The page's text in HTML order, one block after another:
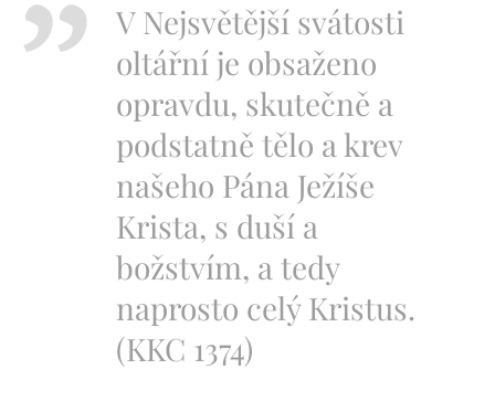
V Nejsvětější svátosti
oltářní je obsaženo
opravdu, skutečně a
podstatně tělo a krev
našeho Pána Ježíše
Krista, s duší a
božstvím, a tedy
naprosto celý Kristus.
(KKC 1374)